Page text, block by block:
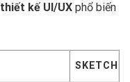
kế UI/UX phổ biến
SKETCH